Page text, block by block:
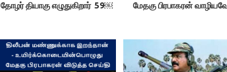
தோழர் தியாகு எழுதுகிறார் 59￼ மேதகு பிரபாகரன்